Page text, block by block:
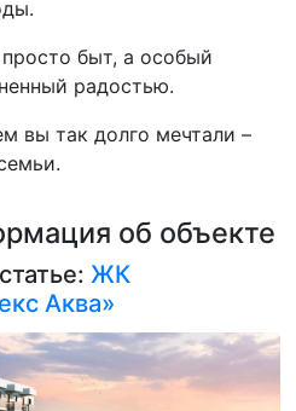
быт, а особый
радостью.
вы так долго мечтали –
об объекте
ЖК
Аква»